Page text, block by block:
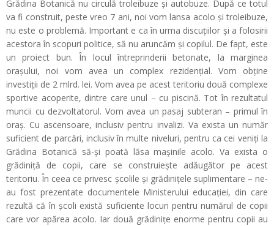
Grădina Botanică nu circulă troleibuze și autobuze. După ce totul
va fi construit, peste vreo 7 ani, noi vom lansa acolo și troleibuze,
nu este o problemă. Important e ca în urma discuțiilor și a folosirii
acestora în scopuri politice, să nu aruncăm și copilul. De fapt, este
un proiect bun. În locul întreprinderii betonate, la marginea
orașului, noi vom avea un complex rezidențial. Vom obține
investiții de 2 mlrd. lei. Vom avea pe acest teritoriu două complexe
sportive acoperite, dintre care unul – cu piscină. Tot în rezultatul
muncii cu dezvoltatorul. Vom avea un pasaj subteran – primul în
oraș. Cu ascensoare, inclusiv pentru invalizi. Va exista un număr
suficient de parcări, inclusiv în multe niveluri, pentru ca cei veniți la
Grădina Botanică să-și poată lăsa mașinile acolo. Va exista o
grădiniță de copii, care se construiește adăugător pe acest
teritoriu. În ceea ce privesc școlile și grădinițele suplimentare – ne-
au fost prezentate documentele Ministerului educației, din care
rezultă că în școli există suficiente locuri pentru numărul de copii
care vor apărea acolo. Iar două grădinițe enorme pentru copii au